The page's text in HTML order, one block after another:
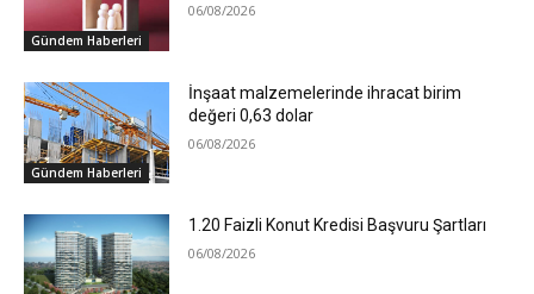
Gündem Haberleri
06/08/2026
Gündem Haberleri
İnşaat malzemelerinde ihracat birim
değeri 0,63 dolar
06/08/2026
1.20 Faizli Konut Kredisi Başvuru Şartları
06/08/2026